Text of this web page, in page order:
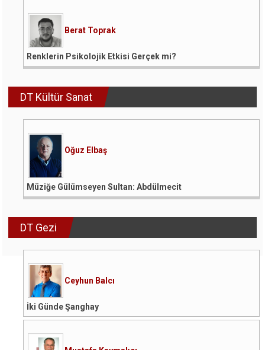
Berat Toprak
Renklerin Psikolojik Etkisi Gerçek mi?
DT Kültür Sanat
Oğuz Elbaş
Müziğe Gülümseyen Sultan: Abdülmecit
DT Gezi
Ceyhun Balcı
İki Günde Şanghay